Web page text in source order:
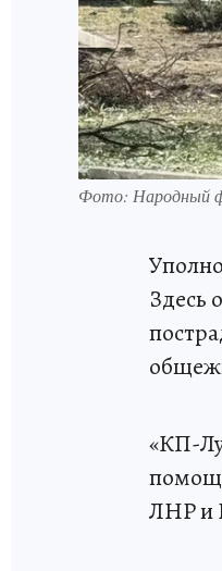
Фото: Народный
Здесь
«КП-
ЛНР и